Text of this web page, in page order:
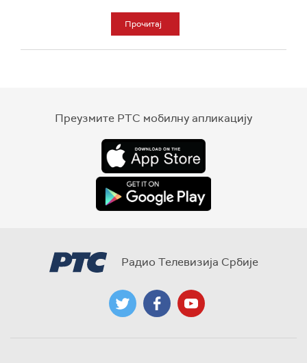
Прочитај
Преузмите РТС мобилну апликацију
Радио Телевизија Србије